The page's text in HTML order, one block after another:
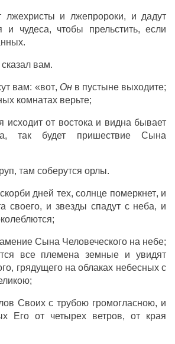
лжехристы и лжепророки, и дадут
и чудеса, чтобы прельстить,если
.
сказал вам.
вам: «вот, Он в пустыне выходите;
комнатах верьте;
исходит от востока и видна бывает
,так будет пришествие
Сына
, там соберутся орлы.
скорби дней тех,солнце померкнет, и
своего, и звезды спадут с неба, и
;
Сына Человеческого на небе;
все племена земные и
увидят
, грядущего на облаках небесных с
;
Своих с трубою громогласною, и
Его от четырех ветров,от
края